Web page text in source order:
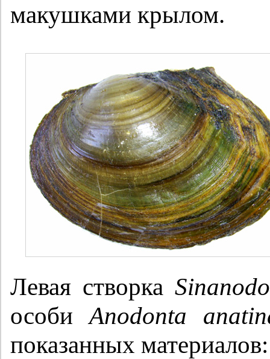
макушками крылом.
Левая створка
особиAnodonta
показанных